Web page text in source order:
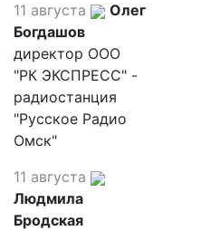
11 августа
Олег
Богдашов
директор ООО
"РК ЭКСПРЕСС" -
радиостанция
"Русское Радио
Омск"
11 августа
Людмила
Бродская